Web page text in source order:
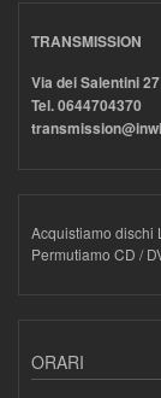
TRANSMISSION
Via dei Salentini
Tel. 0644704370
Acquistiamo dischi
Permutiamo CD /
ORARI